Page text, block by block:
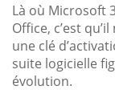
Là où Microsoft
Office, c’est
une clé
suite logicielle
évolution.